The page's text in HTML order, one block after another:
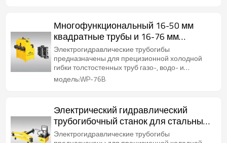
Многофункциональный 16-50 мм
квадратные трубы и 16-76 мм
круглые трубы Гидравлический
трубогибочный станок
Электрогидравлические трубогибы
предназначены для прецизионной холодной
гибки толстостенных труб газо-, водо- и
паропроводов.
модель:WP-76B
Электрический гидравлический
трубогибочный станок для стальных
труб диаметром от 1/2 дюйма до 2
Электрогидравлические трубогибы